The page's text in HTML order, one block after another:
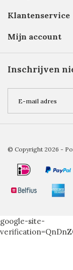
Klantenservice
Mijn account
Inschrijven
© Copyright 2026 -
google-site-